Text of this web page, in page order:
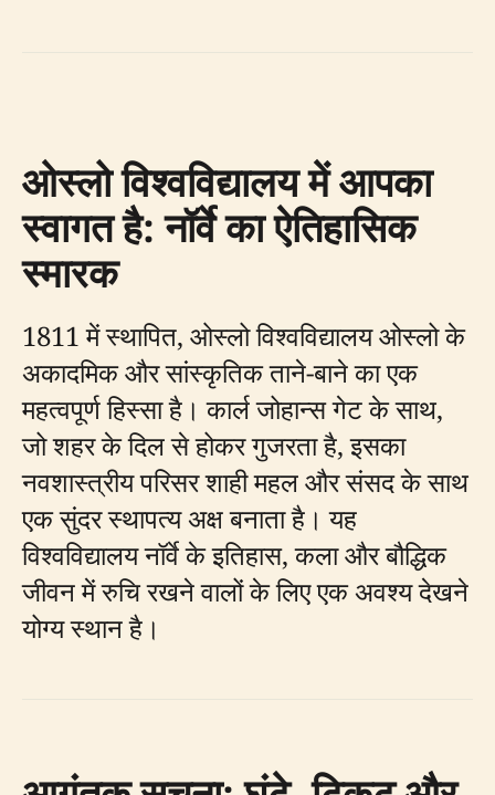
ओस्लो विश्वविद्यालय में आपका
स्वागत है: नॉर्वे का ऐतिहासिक
स्मारक
1811 में स्थापित, ओस्लो विश्वविद्यालय ओस्लो के
अकादमिक और सांस्कृतिक ताने-बाने का एक
महत्वपूर्ण हिस्सा है। कार्ल जोहान्स गेट के साथ,
जो शहर के दिल से होकर गुजरता है, इसका
नवशास्त्रीय परिसर शाही महल और संसद के साथ
एक सुंदर स्थापत्य अक्ष बनाता है। यह
विश्वविद्यालय नॉर्वे के इतिहास, कला और बौद्धिक
जीवन में रुचि रखने वालों के लिए एक अवश्य देखने
योग्य स्थान है।